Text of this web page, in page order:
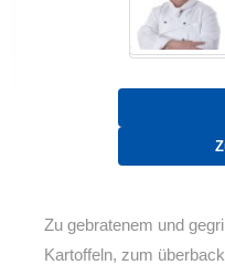
Zu gebratenem und
Kartoffeln, zum